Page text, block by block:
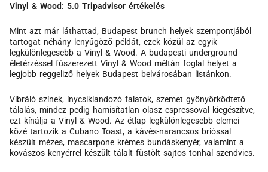
Vinyl & Wood: 5.0 Tripadvisor értékelés
Mint azt már láthattad, Budapest brunch helyek szempontjából
tartogat néhány lenyűgöző példát, ezek közül az egyik
legkülönlegesebb a Vinyl & Wood. A budapesti underground
életérzéssel fűszerezett Vinyl & Wood méltán foglal helyet a
legjobb reggeliző helyek Budapest belvárosában listánkon.
Vibráló színek, ínycsiklandozó falatok, szemet gyönyörködtető
tálalás, mindez pedig hamisítatlan olasz espressoval kiegészítve,
ezt kínálja a Vinyl & Wood. Az étlap legkülönlegesebb elemei
közé tartozik a Cubano Toast, a kávés-narancsos brióssal
készült mézes, mascarpone krémes bundáskenyér, valamint a
kovászos kenyérrel készült tálalt füstölt sajtos tonhal szendvics.